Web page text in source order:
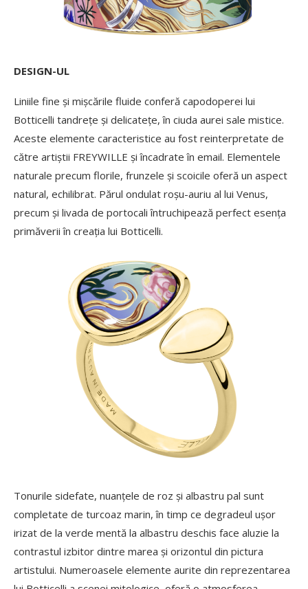
DESIGN-UL
Liniile fine și mișcările fluide conferă capodoperei lui
Botticelli tandrețe și delicatețe, în ciuda aurei sale mistice.
Aceste elemente caracteristice au fost reinterpretate de
către artiștii FREYWILLE și încadrate în email. Elementele
naturale precum florile, frunzele și scoicile oferă un aspect
natural, echilibrat. Părul ondulat roșu-auriu al lui Venus,
precum și livada de portocali întruchipează perfect esența
primăverii în creația lui Botticelli.
Tonurile sidefate, nuanțele de roz și albastru pal sunt
completate de turcoaz marin, în timp ce degradeul ușor
irizat de la verde mentă la albastru deschis face aluzie la
contrastul izbitor dintre marea și orizontul din pictura
artistului. Numeroasele elemente aurite din reprezentarea